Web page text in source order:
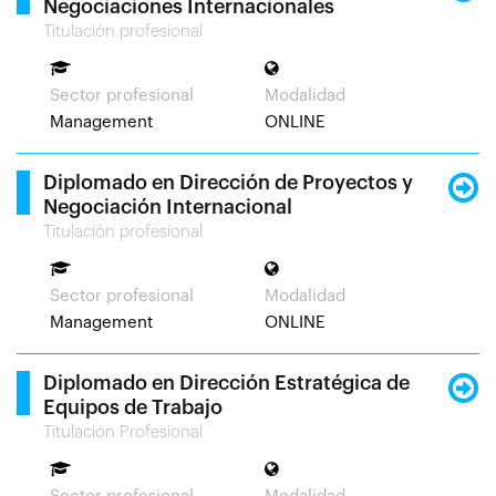
Negociaciones Internacionales
Titulación profesional
Sector profesional
Management
Modalidad
ONLINE
Diplomado en Dirección de Proyectos y
Negociación Internacional
Titulación profesional
Sector profesional
Management
Modalidad
ONLINE
Diplomado en Dirección Estratégica de
Equipos de Trabajo
Titulación Profesional